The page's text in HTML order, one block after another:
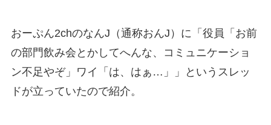
おーぷん2chのなんJ（通称おんJ）に「役員「お前
の部門飲み会とかしてへんな、コミュニケーショ
ン不足やぞ」ワイ「は、はぁ…」」というスレッ
ドが立っていたので紹介。